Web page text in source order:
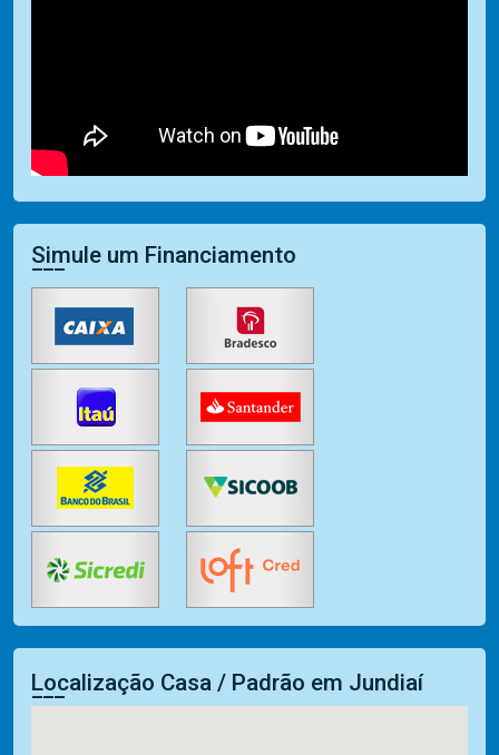
Simule um Financiamento
Localização Casa / Padrão em Jundiaí